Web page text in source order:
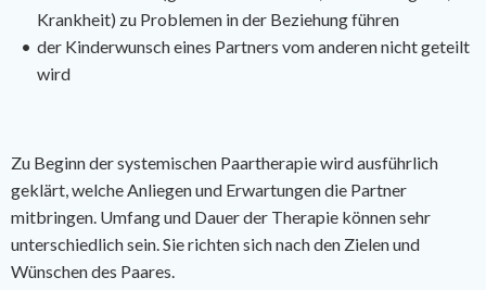
Krankheit) zu Problemen in der Beziehung führen
der Kinderwunsch eines Partners vom anderen nicht geteilt
wird
Zu Beginn der systemischen Paartherapie wird ausführlich
geklärt, welche Anliegen und Erwartungen die Partner
mitbringen. Umfang und Dauer der Therapie können sehr
unterschiedlich sein. Sie richten sich nach den Zielen und
Wünschen des Paares.